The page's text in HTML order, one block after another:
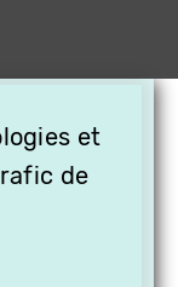
et
de
EN
VOS
!